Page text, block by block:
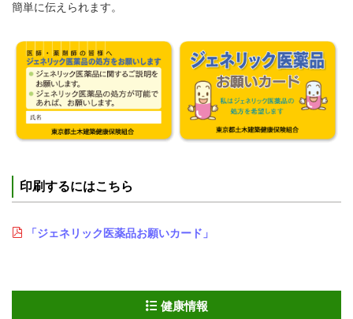
簡単に伝えられます。
印刷するにはこちら
「ジェネリック医薬品お願いカード」
健康情報